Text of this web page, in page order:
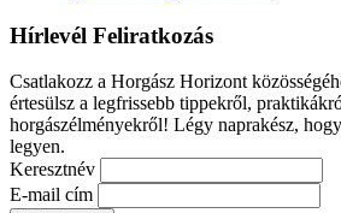
Hírlevél Feliratkozás
Csatlakozz a Horgász Horizont
értesülsz a legfrissebb tippekről,
horgászélményekről! Légy naprakész,
legyen.
Keresztnév
E-mail cím